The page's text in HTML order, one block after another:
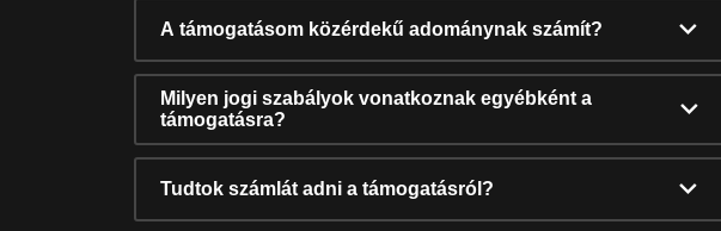
A támogatásom közérdekű adománynak számít?
Milyen jogi szabályok vonatkoznak egyébként a
támogatásra?
Tudtok számlát adni a támogatásról?